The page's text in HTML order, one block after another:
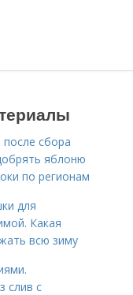
сбора
яблоню
по регионам
для
Какая
всю зиму
слив с